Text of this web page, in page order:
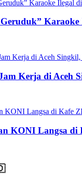
Kerja di
KONI Langsa